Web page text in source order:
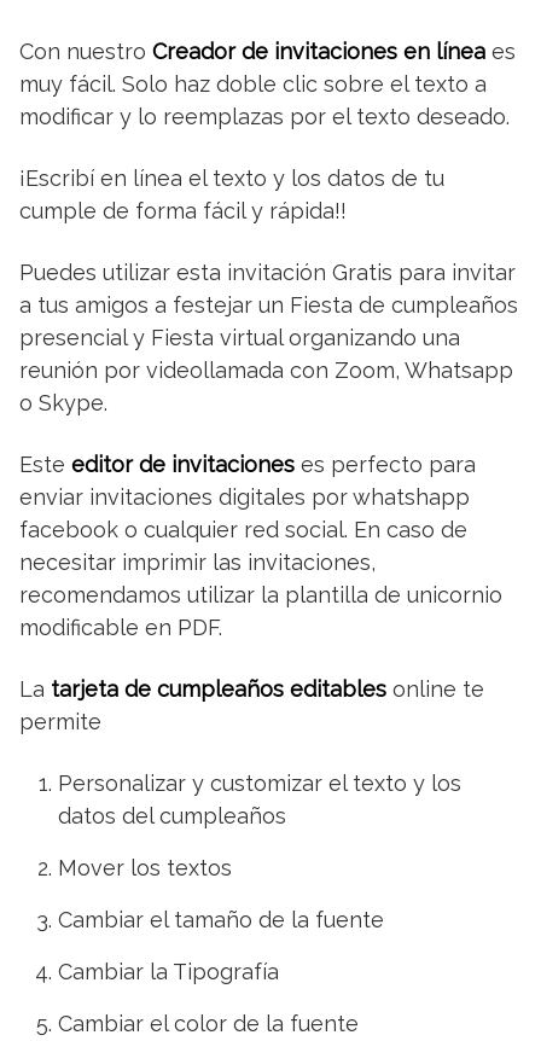
Con nuestro Creador de invitaciones en línea es
muy fácil. Solo haz doble clic sobre el texto a
modificar y lo reemplazas por el texto deseado.
¡Escribí en línea el texto y los datos de tu
cumple de forma fácil y rápida!!
Puedes utilizar esta invitación Gratis para invitar
a tus amigos a festejar un Fiesta de cumpleaños
presencial y Fiesta virtual organizando una
reunión por videollamada con Zoom, Whatsapp
o Skype.
Este editor de invitaciones es perfecto para
enviar invitaciones digitales por whatshapp
facebook o cualquier red social. En caso de
necesitar imprimir las invitaciones,
recomendamos utilizar la plantilla de unicornio
modificable en PDF.
La tarjeta de cumpleaños editables online te
permite
Personalizar y customizar el texto y los
datos del cumpleaños
Mover los textos
Cambiar el tamaño de la fuente
Cambiar la Tipografía
Cambiar el color de la fuente